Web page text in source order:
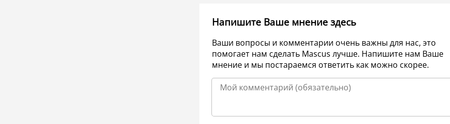
Напишите Ваше мнение здесь
Ваши вопросы и комментарии очень важны для нас, это
помогает нам сделать Mascus лучше. Напишите нам Ваше
мнение и мы постараемся ответить как можно скорее.